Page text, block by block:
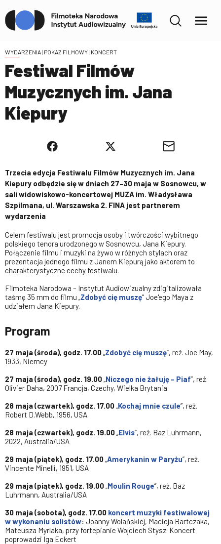
WYDARZENIA| POKAZ FILMOWY | KONCERT
Festiwal Filmów
Muzycznych im. Jana
Kiepury
Trzecia edycja Festiwalu Filmów Muzycznych im. Jana
Kiepury odbędzie się w dniach 27–30 maja w Sosnowcu, w
sali widowiskowo-koncertowej MUZA im. Władysława
Szpilmana, ul. Warszawska 2. FINA jest partnerem
wydarzenia
Celem festiwalu jest promocja osoby i twórczości wybitnego
polskiego tenora urodzonego w Sosnowcu, Jana Kiepury.
Połączenie filmu i muzyki na żywo w różnych stylach oraz
prezentacja jednego filmu z Janem Kiepurą jako aktorem to
charakterystyczne cechy festiwalu.
Filmoteka Narodowa – Instytut Audiowizualny zdigitalizowała
taśmę 35 mm do filmu „ Zdobyć cię muszę” Joe'ego Maya z
udziałem Jana Kiepury.
Program
27 maja (środa), godz. 17.00 Zdobyć cię muszę”, reż. Joe May,
1933, Niemcy
27 maja (środa), godz. 19.00 Niczego nie żałuję – Piaf”, reż.
Olivier Daha, 2007 Francja, Czechy, Wielka Brytania
28 maja (czwartek), godz. 17.00 Kochaj mnie czule”, reż.
Robert D.Webb, 1956, USA
28 maja (czwartek), godz. 19.00 Elvis”, reż. Baz Luhrmann,
2022, Australia/USA
29 maja (piątek), godz. 17.00 Amerykanin w Paryżu”, reż.
Vincente Minelli, 1951, USA
29 maja (piątek), godz. 19.00 Moulin Rouge”, reż. Baz
Luhrmann, Australia/USA
30 maja (sobota), godz. 17.00 koncert muzyki festiwalowej
w wykonaniu solistów: Joanny Wolańskiej, Macieja Bartczaka,
Mateusza Myrlaka, przy fortepianie Wojciech Stysz. Koncert
poprowadzi Iga Eckert